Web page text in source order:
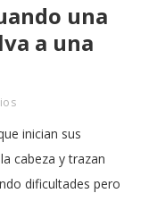
una
a una
inician sus
cabeza y trazan
dificultades pero